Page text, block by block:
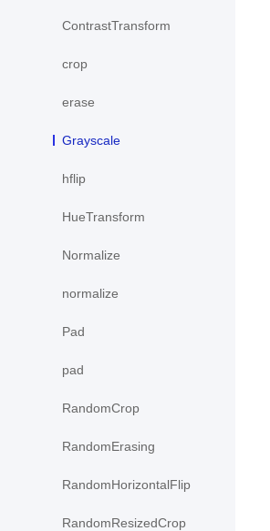
ContrastTransform
crop
erase
Grayscale
hflip
HueTransform
Normalize
normalize
Pad
pad
RandomCrop
RandomErasing
RandomHorizontalFlip
RandomResizedCrop